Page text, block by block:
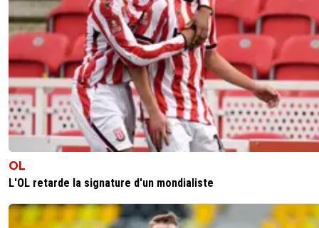
OL
L'OL retarde la signature d'un mondialiste